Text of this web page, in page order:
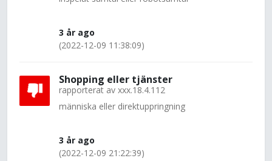
3 år ago
(2022-12-09 11:38:09)
Shopping eller tjänster
rapporterat av xxx.18.4.112
människa eller direktuppringning
3 år ago
(2022-12-09 21:22:39)